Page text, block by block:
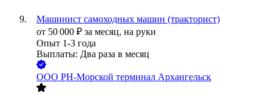
Машинист самоходных машин (тракторист)
от 50 000 ₽ за месяц, на руки
Опыт 1-3 года
Выплаты: Два раза в месяц
ООО РН-Морской терминал Архангельск